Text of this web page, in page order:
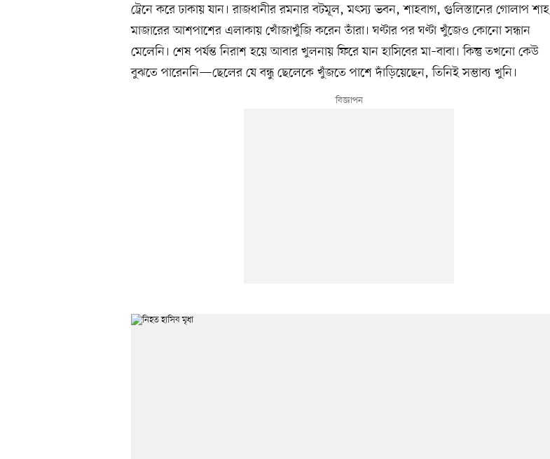
ট্রেনে করে ঢাকায় যান। রাজধানীর রমনার বটমূল, মৎস্য ভবন, শাহবাগ, গুলিস্তানের গোলাপ শাহ
মাজারের আশপাশের এলাকায় খোঁজাখুঁজি করেন তাঁরা। ঘণ্টার পর ঘণ্টা খুঁজেও কোনো সন্ধান
মেলেনি। শেষ পর্যন্ত নিরাশ হয়ে আবার খুলনায় ফিরে যান হাসিবের মা–বাবা। কিন্তু তখনো কেউ
বুঝতে পারেননি—ছেলের যে বন্ধু ছেলেকে খুঁজতে পাশে দাঁড়িয়েছেন, তিনিই সম্ভাব্য খুনি।